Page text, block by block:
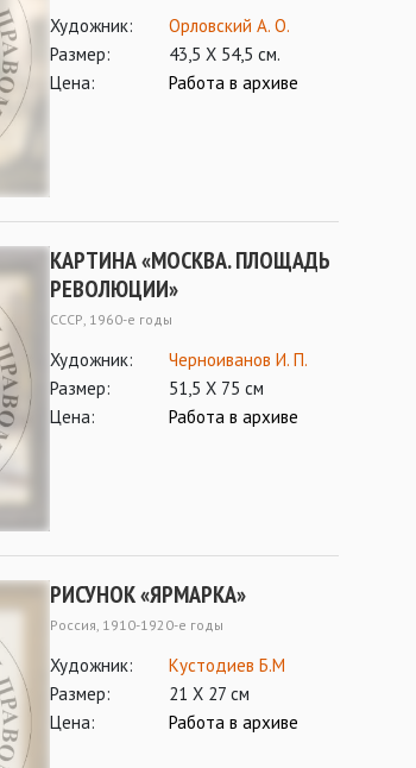
Художник:
Орловский А. О.
Размер:
43,5 Х 54,5 см.
Цена:
Работа в архиве
КАРТИНА «МОСКВА. ПЛОЩАДЬ
РЕВОЛЮЦИИ»
СССР, 1960-е годы
Художник:
Черноиванов И. П.
Размер:
51,5 Х 75 см
Цена:
Работа в архиве
РИСУНОК «ЯРМАРКА»
Россия, 1910-1920-е годы
Художник:
Кустодиев Б.М
Размер:
21 Х 27 см
Цена:
Работа в архиве